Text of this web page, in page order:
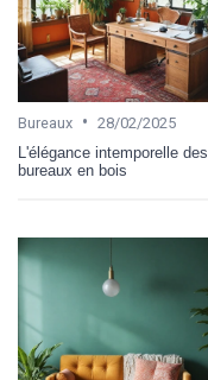
Bureaux • 28/02/2025
L'élégance intemporelle des
bureaux en bois